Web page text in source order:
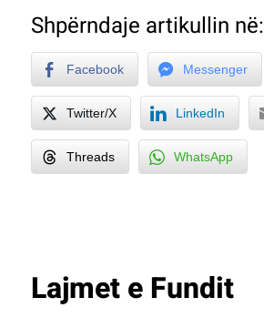
Shpërndaje artikullin në:
Facebook Messenger
Twitter/X LinkedIn
Threads WhatsApp
Lajmet e Fundit